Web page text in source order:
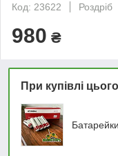
Код: 23622
Роздріб
980 ₴
При купівлі